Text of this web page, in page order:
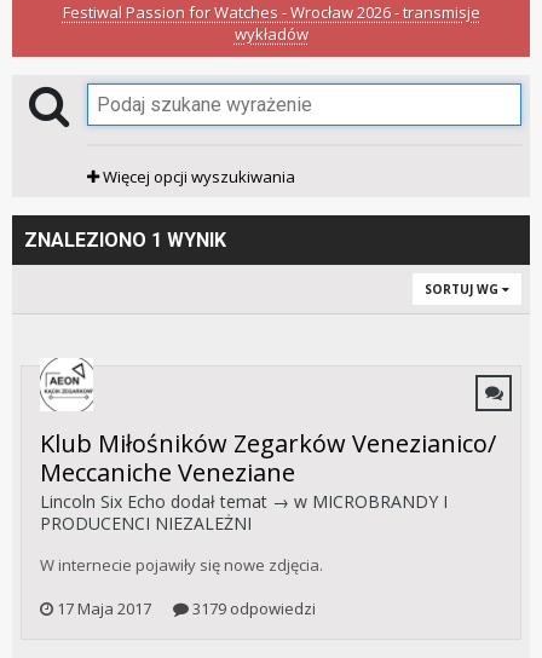
Festiwal Passion for Watches - Wrocław 2026 - transmisje
wykładów
Więcej opcji wyszukiwania
ZNALEZIONO 1 WYNIK
SORTUJ WG
Klub Miłośników Zegarków Venezianico/
Meccaniche Veneziane
Lincoln Six Echo dodał temat → w MICROBRANDY I
PRODUCENCI NIEZALEŻNI
W internecie pojawiły się nowe zdjęcia.
17 Maja 2017
3179 odpowiedzi